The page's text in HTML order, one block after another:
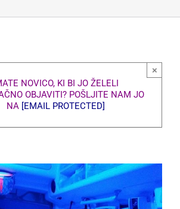
NOVICO, KI BI JO ŽELELI
OBJAVITI? POŠLJITE NAM JO
NA [EMAIL PROTECTED]
×